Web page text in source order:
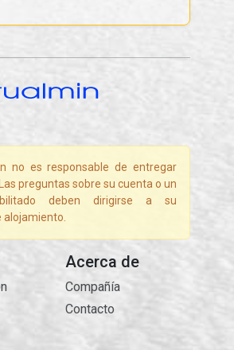
no es responsable de entregar
preguntas sobre su cuenta o un
deben dirigirse a su
Acerca de
Compañía
Contacto